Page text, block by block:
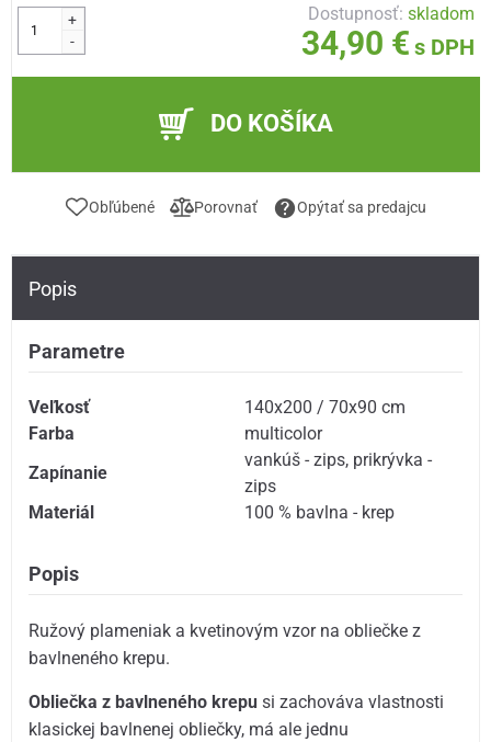
+
-
Dostupnosť:skladom
34,90 € s DPH
DO KOŠÍKA
Obľúbené Porovnať Opýtať sa predajcu
Popis
Parametre
Veľkosť
140x200 / 70x90 cm
Farba
multicolor
Zapínanie
vankúš - zips, prikrývka -
zips
Materiál
100 % bavlna - krep
Popis
Ružový plameniak a kvetinovým vzor na obliečke z
bavlneného krepu.
Obliečka z bavlneného krepu si zachováva vlastnosti
klasickej bavlnenej obliečky, má ale jednu